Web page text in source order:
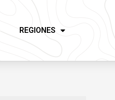
REGIONES